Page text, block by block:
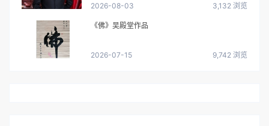
2026-08-03 3,132 浏览
《佛》吴殿堂作品
2026-07-15 9,742 浏览